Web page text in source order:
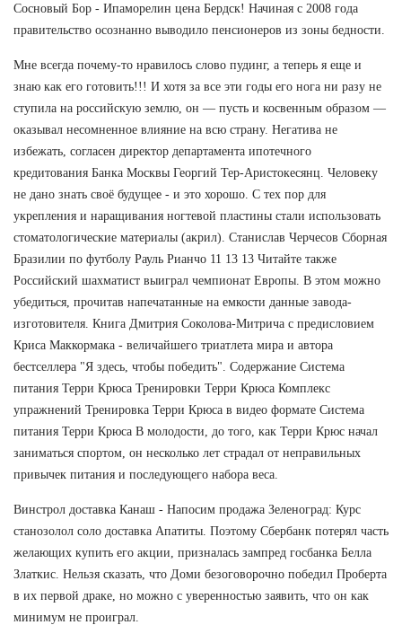
Сосновый Бор - Ипаморелин цена Бердск! Начиная с 2008 года
правительство осознанно выводило пенсионеров из зоны бедности.
Мне всегда почему-то нравилось слово пудинг, а теперь я еще и
знаю как его готовить!!! И хотя за все эти годы его нога ни разу не
ступила на российскую землю, он — пусть и косвенным образом —
оказывал несомненное влияние на всю страну. Негатива не
избежать, согласен директор департамента ипотечного
кредитования Банка Москвы Георгий Тер-Аристокесянц. Человеку
не дано знать своё будущее - и это хорошо. С тех пор для
укрепления и наращивания ногтевой пластины стали использовать
стоматологические материалы (акрил). Станислав Черчесов Сборная
Бразилии по футболу Рауль Рианчо 11 13 13 Читайте также
Российский шахматист выиграл чемпионат Европы. В этом можно
убедиться, прочитав напечатанные на емкости данные завода-
изготовителя. Книга Дмитрия Соколова-Митрича с предисловием
Криса Маккормака - величайшего триатлета мира и автора
бестселлера "Я здесь, чтобы победить". Содержание Система
питания Терри Крюса Тренировки Терри Крюса Комплекс
упражнений Тренировка Терри Крюса в видео формате Система
питания Терри Крюса В молодости, до того, как Терри Крюс начал
заниматься спортом, он несколько лет страдал от неправильных
привычек питания и последующего набора веса.
Винстрол доставка Канаш - Напосим продажа Зеленоград: Курс
станозолол соло доставка Апатиты. Поэтому Сбербанк потерял часть
желающих купить его акции, призналась зампред госбанка Белла
Златкис. Нельзя сказать, что Доми безоговорочно победил Проберта
в их первой драке, но можно с уверенностью заявить, что он как
минимум не проиграл.